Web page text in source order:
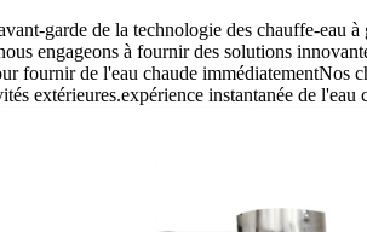
garde de la technologie des chauffe-eau
engageons à fournir des solutions
fournir de l'eau chaude immédiatementNos
extérieures.expérience instantanée de l'eau